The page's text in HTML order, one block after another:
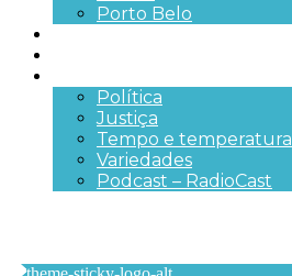
Porto Belo
Política
Justiça
Tempo e temperatura
Variedades
Podcast – RadioCast